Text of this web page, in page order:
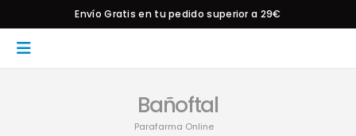
Envío Gratis en tu pedido superior a 29€
Bañoftal
Parafarma Online